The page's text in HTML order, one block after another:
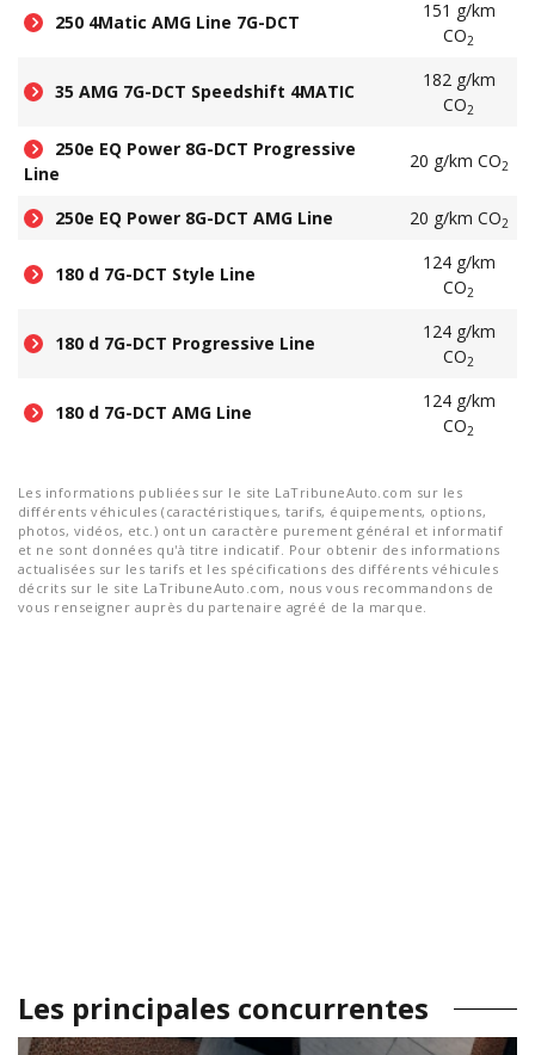
250 4Matic AMG Line 7G-DCT
151 g/km
CO2
35 AMG 7G-DCT Speedshift 4MATIC
182 g/km
CO2
250e EQ Power 8G-DCT Progressive
Line
20 g/km CO2
250e EQ Power 8G-DCT AMG Line 20 g/km CO2
180 d 7G-DCT Style Line
124 g/km
CO2
180 d 7G-DCT Progressive Line
124 g/km
CO2
180 d 7G-DCT AMG Line
124 g/km
CO2
Les informations publiées sur le site LaTribuneAuto.com sur les
différents véhicules (caractéristiques, tarifs, équipements, options,
photos, vidéos, etc.) ont un caractère purement général et informatif
et ne sont données qu'à titre indicatif. Pour obtenir des informations
actualisées sur les tarifs et les spécifications des différents véhicules
décrits sur le site LaTribuneAuto.com, nous vous recommandons de
vous renseigner auprès du partenaire agréé de la marque.
Les principales concurrentes